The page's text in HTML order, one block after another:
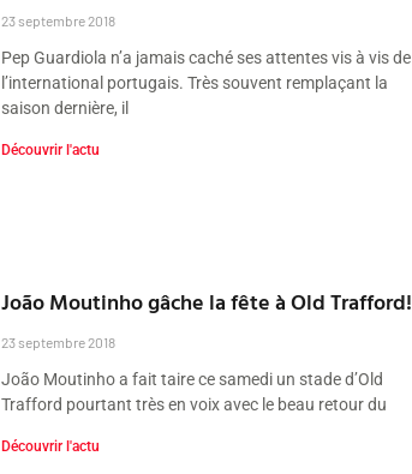
23 septembre 2018
Pep Guardiola n’a jamais caché ses attentes vis à vis de
l’international portugais. Très souvent remplaçant la
saison dernière, il
Découvrir l'actu
João Moutinho gâche la fête à Old Trafford!
23 septembre 2018
João Moutinho a fait taire ce samedi un stade d’Old
Trafford pourtant très en voix avec le beau retour du
Découvrir l'actu